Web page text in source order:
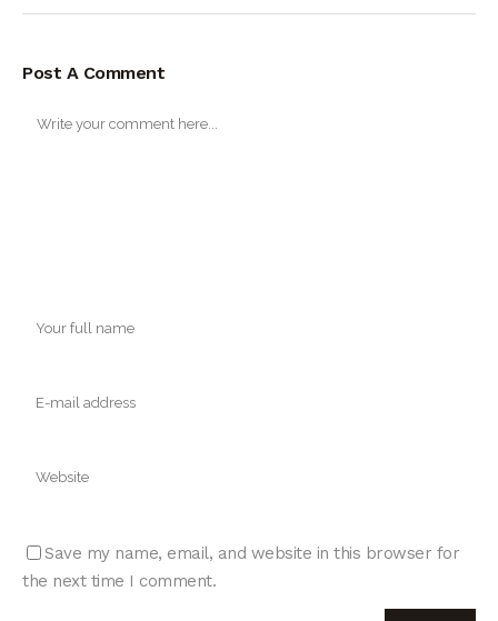
Post A Comment
Save my name, email, and website in this browser for
the next time I comment.